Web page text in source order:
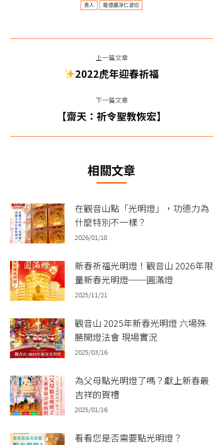
貴人 龍德嚴淨仁波切
上一篇文章
上
篇
文
2022虎年迎春祈福
下一篇文章
下
章：
【齋天：祈令聖教恢宏】
相關文章
在觀音山點「光明燈」，功德力為
什麼特別不一樣？
2026/01/18
新春祈福光明燈！觀音山 2026年限
量新春光明燈──圓滿燈
2025/11/21
觀音山 2025年新春光明燈 六場殊
勝開燈法會 現場實況
2025/03/16
為父母點光明燈了嗎？獻上新春最
吉祥的賀禮
2025/01/16
看看您是否需要點光明燈？